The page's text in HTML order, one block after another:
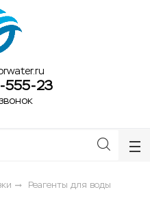
555-23
Реагенты для воды